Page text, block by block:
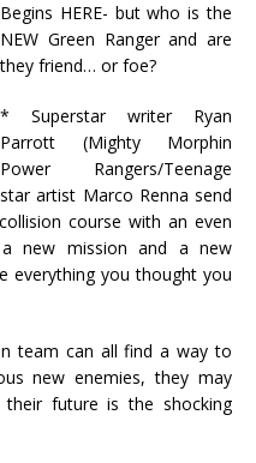
Begins HERE- but who is the
NEW Green Ranger and are
they friend… or foe?
* Superstar writer Ryan
Parrott (Mighty Morphin
Power Rangers/Teenage
artist Marco Renna send
course with an even
new mission and a new
everything you thought you
team can all find a way to
new enemies, they may
future is the shocking